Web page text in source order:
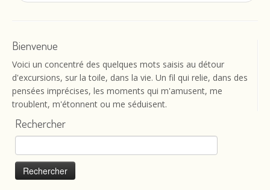
Bienvenue
Voici un concentré des quelques mots saisis au détour
d'excursions, sur la toile, dans la vie. Un fil qui relie, dans des
pensées imprécises, les moments qui m'amusent, me
troublent, m'étonnent ou me séduisent.
Rechercher
Rechercher :